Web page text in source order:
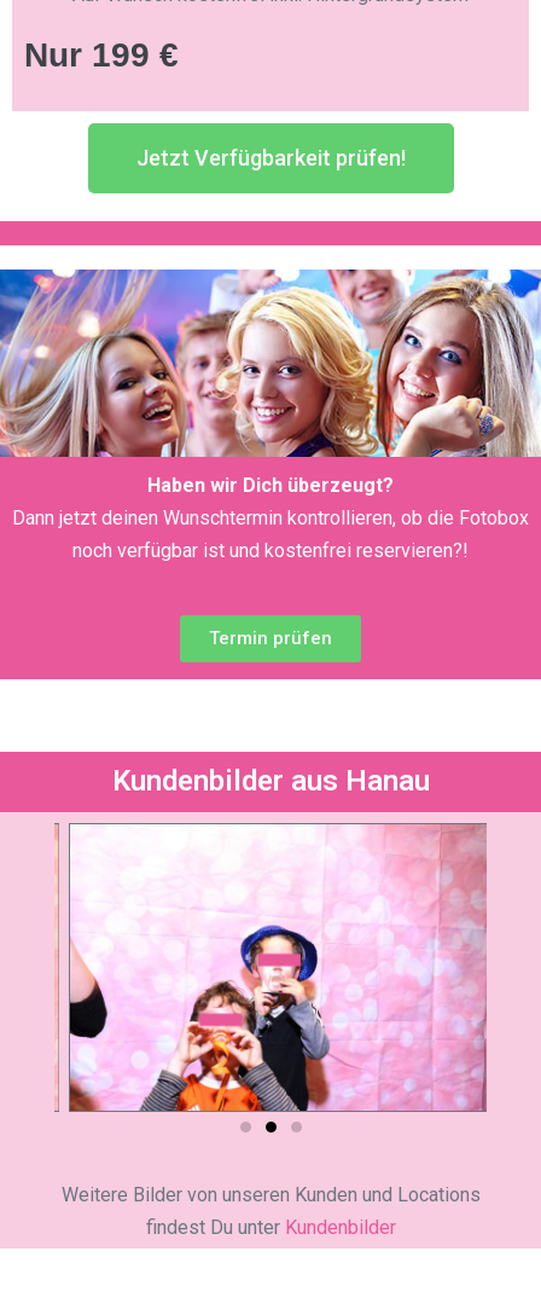
Nur 199 €
Jetzt Verfügbarkeit prüfen!
Haben wir Dich überzeugt?
Dann jetzt deinen Wunschtermin kontrollieren, ob die Fotobox
noch verfügbar ist und kostenfrei reservieren?!
Termin prüfen
Kundenbilder aus Hanau
Weitere Bilder von unseren Kunden und Locations
findest Du unter Kundenbilder